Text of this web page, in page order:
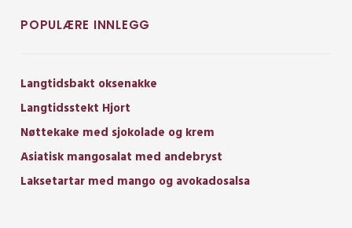
POPULÆRE INNLEGG
Langtidsbakt oksenakke
Langtidsstekt Hjort
Nøttekake med sjokolade og krem
Asiatisk mangosalat med andebryst
Laksetartar med mango og avokadosalsa